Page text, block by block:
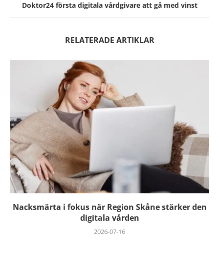
Doktor24 första digitala vårdgivare att gå med vinst
RELATERADE ARTIKLAR
Nacksmärta i fokus när Region Skåne stärker den
digitala vården
2026-07-16